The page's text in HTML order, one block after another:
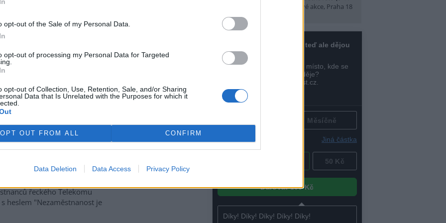
opt-out of the Sale of my Personal Data.
opt-out of processing my Personal Data for Targeted
opt-out of Collection, Use, Retention, Sale, and/or Sharing
Data that Is Unrelated with the Purposes for which it
OPT OUT FROM ALL CONFIRM
Data Deletion Data Access Privacy Policy
aktivista
Martina Krämera,
centra
dnes zahájenému zasedání
a
Míru, se ovšem
vydal na pochod ke
YA BASTA!
demonstrantů. Zhruba před
šesti set Italů z organizace
levicových demonstrantů
je také asi
řeckého Telekomu
heslem "Nezaměstnanost je
(Tábory, výlety a pobytové akce, Praha 18